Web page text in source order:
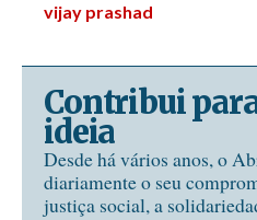
vijay prashad
Contribui
ideia
Desde há vários anos, o
diariamente o seu
justiça social, a